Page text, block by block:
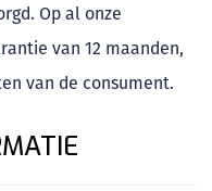
Op al onze
van 12 maanden,
van de consument.